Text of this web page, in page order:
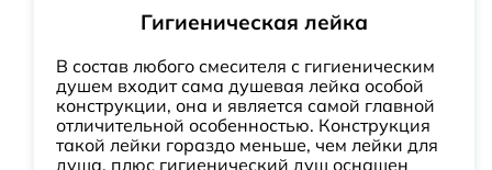
Гигиеническая лейка
В состав любого смесителя с гигиеническим
душем входит сама душевая лейка особой
конструкции, она и является самой главной
отличительной особенностью. Конструкция
такой лейки гораздо меньше, чем лейки для
душа, плюс гигиенический душ оснащен